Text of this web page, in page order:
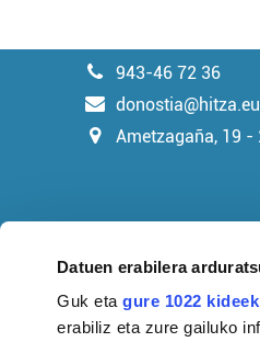
Datuen erabilera
Guk etagure 1022 kideek
erabiliz eta zure gailuko
943-46 72 36
Ametzagaña, 19 -